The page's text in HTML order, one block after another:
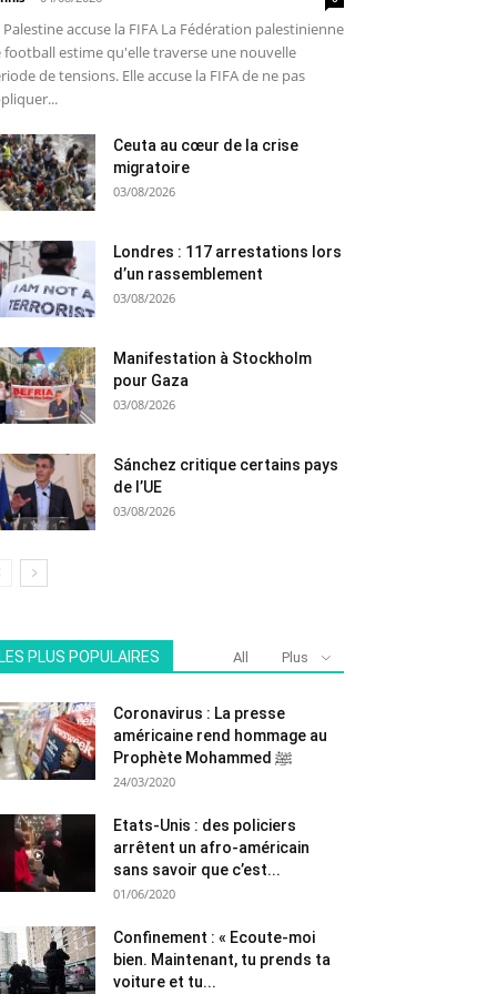
Palestine accuse la FIFA La Fédération palestinienne
football estime qu'elle traverse une nouvelle
de tensions. Elle accuse la FIFA de ne pas
Ceuta au cœur de la crise
migratoire
03/08/2026
Londres : 117 arrestations lors
d’un rassemblement
03/08/2026
Manifestation à Stockholm
pour Gaza
03/08/2026
Sánchez critique certains pays
de l’UE
03/08/2026
LES PLUS POPULAIRES All Plus
Coronavirus : La presse
américaine rend hommage au
Prophète Mohammed ﷺ
24/03/2020
Etats-Unis : des policiers
arrêtent un afro-américain
sans savoir que c’est...
01/06/2020
Confinement : « Ecoute-moi
bien. Maintenant, tu prends ta
voiture et tu...